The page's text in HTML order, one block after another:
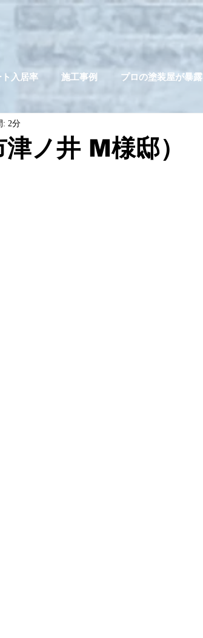
入居率 施工事例 プロの塗装屋が暴露
ノ井 M様邸）
: 2分